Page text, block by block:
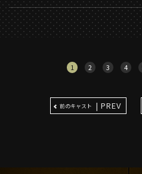
1 2 3 4
前のキャスト | PREV